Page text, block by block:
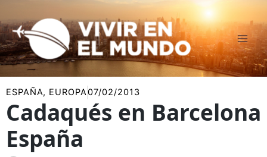
al
contenido
ESPAÑA, EUROPA07/02/2013
Cadaqués en Barcelona
España